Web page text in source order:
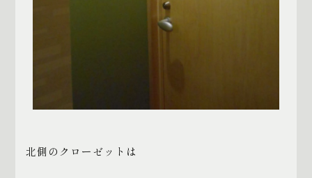
北側のクローゼットは